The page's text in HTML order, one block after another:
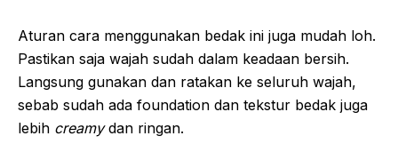
Aturan cara menggunakan bedak ini juga mudah loh.
Pastikan saja wajah sudah dalam keadaan bersih.
Langsung gunakan dan ratakan ke seluruh wajah,
sebab sudah ada foundation dan tekstur bedak juga
lebih creamydan ringan.